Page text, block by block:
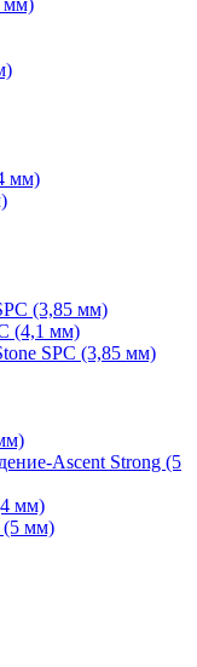
мм)
мм)
(3,85 мм)
(4,1 мм)
SPC (3,85 мм)
Ascent Strong (5
мм)
(5 мм)